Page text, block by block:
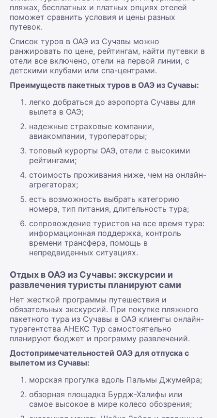
пляжах, бесплатных и платных опциях отелей
поможет сравнить условия и цены разных
путевок.
Список туров в ОАЭ из Сучавы можно
ранжировать по цене, рейтингам, найти путевки в
отели все включено, отели на первой линии, с
детскими клубами или спа-центрами.
Преимуществ пакетных туров в ОАЭ из Сучавы:
легко добраться до аэропорта Сучавы для
вылета в ОАЭ;
надежные страховые компании,
авиакомпании, туроператоры;
топовый курорты ОАЭ, отели с высокими
рейтингами;
стоимость проживания ниже, чем на онлайн-
агрегаторах;
есть возможность выбрать категорию
номера, тип питания, длительность тура;
сопровождение туристов на все время тура:
информационная поддержка, контроль
времени трансфера, помощь в
непредвиденных ситуациях.
Отдых в ОАЭ из Сучавы: экскурсии и
развлечения туристы планируют сами
Нет жесткой программы путешествия и
обязательных экскурсий. При покупке пляжного
пакетного тура из Сучавы в ОАЭ клиенты онлайн-
турагентства АНЕКС Тур самостоятельно
планируют бюджет и программу развлечений.
Достопримечательностей ОАЭ для отпуска с
вылетом из Сучавы:
морская прогулка вдоль Пальмы Джумейра;
обзорная площадка Бурдж-Халифы или
самое высокое в мире колесо обозрения;